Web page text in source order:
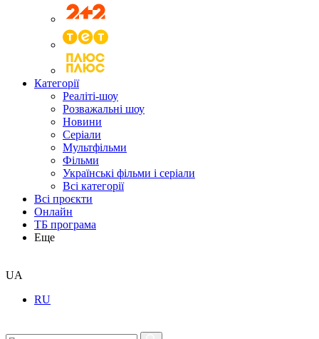
Категорії
Реаліті-шоу
Розважальні шоу
Новини
Серіали
Мультфільми
Фільми
Українські фільми і серіали
Всі категорії
Всі проєкти
Онлайн
ТБ програма
Еще
UA
RU